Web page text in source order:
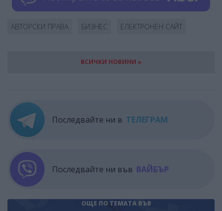
АВТОРСКИ ПРАВА БИЗНЕС ЕЛЕКТРОНЕН САЙТ
ВСИЧКИ НОВИНИ »
Последвайте ни в ТЕЛЕГРАМ
Последвайте ни във ВАЙБЪР
ОЩЕ ПО ТЕМАТА ВЪВ